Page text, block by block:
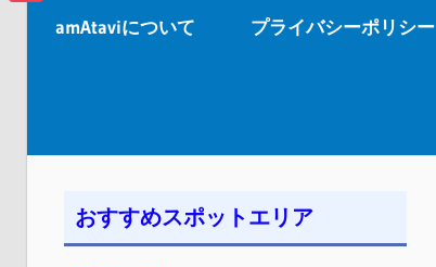
出
amAtaviについて プライバシーポリシー
おすすめスポットエリア
Pocket